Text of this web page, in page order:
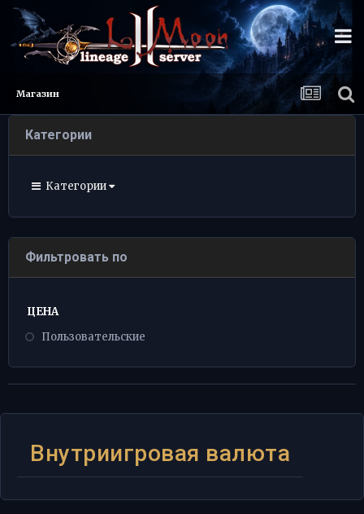
Магазин
Категории
Категории
Фильтровать по
ЦЕНА
Пользовательские
Внутриигровая валюта